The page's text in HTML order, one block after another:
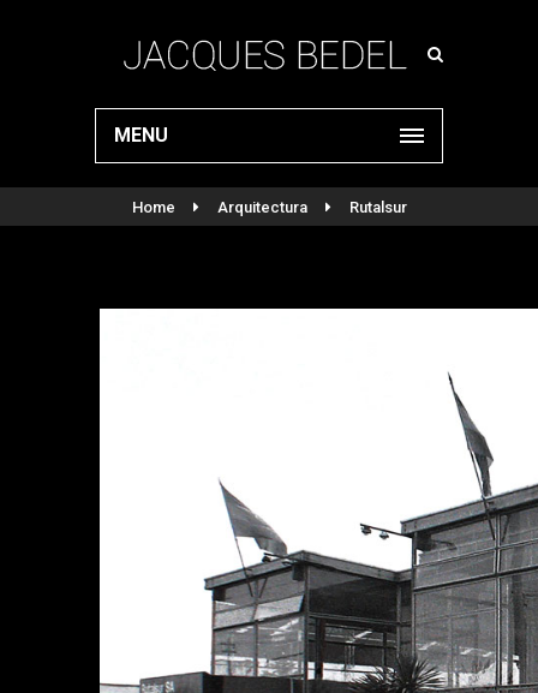
MENU
Home Arquitectura Rutalsur